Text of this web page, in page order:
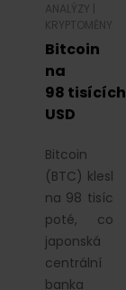
ANALÝZY
KRYPTOMĚNY
Bitcoin
na
98 tisících
USD
Bitcoin
(BTC) klesl
na 98 tisíc
poté, co
japonská
centrální
banka